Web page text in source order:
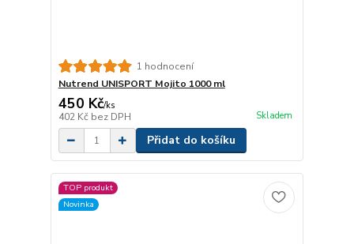
1 hodnocení
Nutrend UNISPORT Mojito 1000 ml
450 Kč/ks
402 Kč bez DPH Skladem
Přidat do košíku
TOP produkt
Novinka